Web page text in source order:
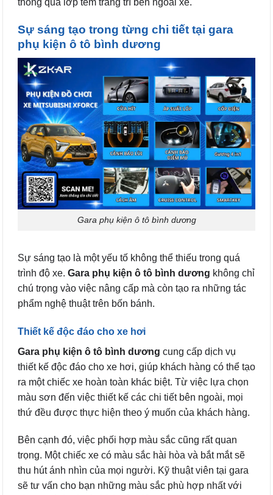
thông qua lớp tem trang trí bên ngoài xe.
Sự sáng tạo trong từng chi tiết tại gara
phụ kiện ô tô bình dương
Gara phụ kiện ô tô bình dương
Sự sáng tạo là một yếu tố không thể thiếu trong quá
trình độ xe. Gara phụ kiện ô tô bình dương không chỉ
chú trọng vào việc nâng cấp mà còn tạo ra những tác
phẩm nghệ thuật trên bốn bánh.
Thiết kế độc đáo cho xe hơi
Gara phụ kiện ô tô bình dương cung cấp dịch vụ
thiết kế độc đáo cho xe hơi, giúp khách hàng có thể tạo
ra một chiếc xe hoàn toàn khác biệt. Từ việc lựa chọn
màu sơn đến việc thiết kế các chi tiết bên ngoài, mọi
thứ đều được thực hiện theo ý muốn của khách hàng.
Bên cạnh đó, việc phối hợp màu sắc cũng rất quan
trọng. Một chiếc xe có màu sắc hài hòa và bắt mắt sẽ
thu hút ánh nhìn của mọi người. Kỹ thuật viên tại gara
sẽ tư vấn cho bạn những màu sắc phù hợp nhất với